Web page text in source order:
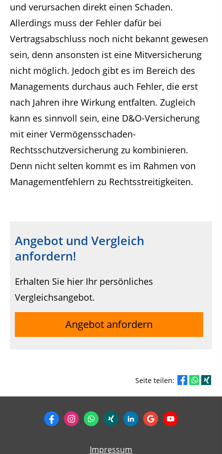
und verursachen direkt einen Schaden.
Allerdings muss der Fehler dafür bei
Vertragsabschluss noch nicht bekannt gewesen
sein, denn ansonsten ist eine Mitversicherung
nicht möglich. Jedoch gibt es im Bereich des
Managements durchaus auch Fehler, die erst
nach Jahren ihre Wirkung entfalten. Zugleich
kann es sinnvoll sein, eine D&O-Versicherung
mit einer Vermögensschaden-
Rechtsschutzversicherung zu kombinieren.
Denn nicht selten kommt es im Rahmen von
Managementfehlern zu Rechtsstreitigkeiten.
Angebot und Vergleich
anfordern!
Erhalten Sie hier Ihr persönliches
Vergleichsangebot.
Angebot anfordern
Seite teilen:
Impressum